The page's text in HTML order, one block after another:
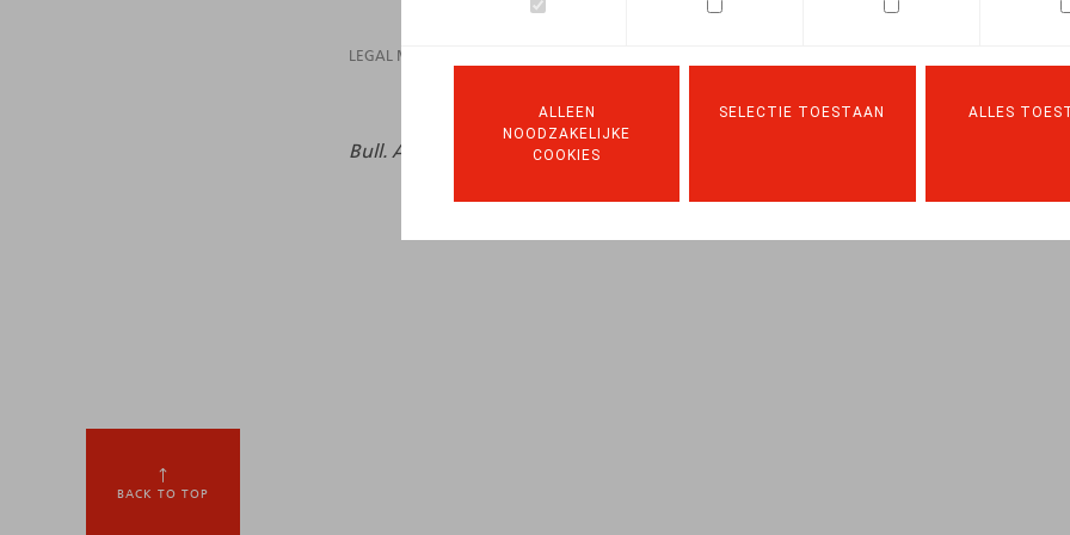
ALLEEN
NOODZAKELIJKE
COOKIES
SELECTIE TOESTAAN ALLES
LEGAL MAGAZINES
Bull. Ass. , 2024, n°1, pp. 12 - 25
Facebook
TwitterLinkedin
BACK TO TOP